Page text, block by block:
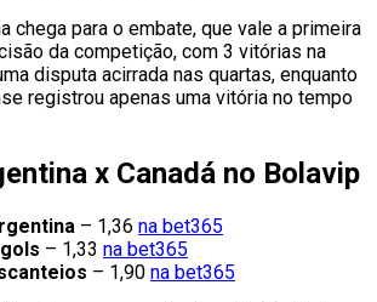
chega para o embate, que vale a primeira
da competição, com 3 vitórias na
disputa acirrada nas quartas, enquanto
registrou apenas uma vitória no tempo
x Canadá no Bolavip
– 1,36 na bet365
– 1,33 na bet365
– 1,90 na bet365